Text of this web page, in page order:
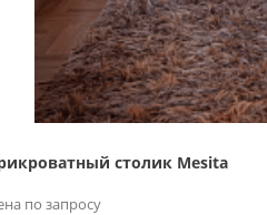
столик Mesita
по запросу